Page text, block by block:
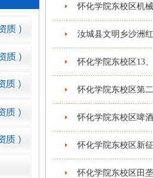
1 2
怀化学院东校区机
汝城县文明乡沙洲
怀化学院东校区13
怀化学院东校区第
怀化学院东校区啤
怀化学院东校区新
怀化学院东校区田